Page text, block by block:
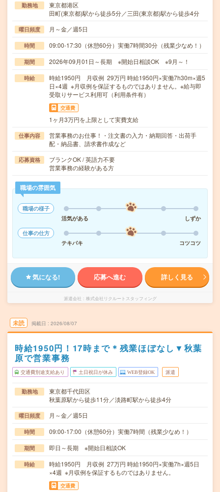
勤務地
東京都港区
田町(東京都)駅から徒歩5分／三田(東京都)駅から徒歩4分
曜日頻度 月～金／週5日
時間 09:00-17:30（休憩60分）実働7時間30分（残業少なめ！）
期間 2026年09月01日～長期 ※開始日相談OK ※9月～！
時給
時給1950円 月収例 29万円 時給1950円×実働7h30m×週5
日×4週 ※月収例を保証するものではありません。※給与即
受取りサービス利用可（利用条件有）
交通費
1ヶ月3万円を上限として実費支給
仕事内容
営業事務のお仕事！・注文書の入力・納期回答・出荷手
配・納品書、請求書作成など
応募資格
ブランクOK / 英語力不要
営業事務の経験がある方
職場の雰囲気
職場の様子
活気がある
しずか
仕事の仕方
テキパキ
コツコツ
気になる! 応募へ進む 詳しく見る
派遣会社 株式会社リクルートスタッフィング
未読 掲載日 2026/08/07
時給1950円！17時まで＊残業ほぼなし▼秋葉
原で営業事務
交通費別途支給あり 土日祝日が休み WEB登録OK 派遣
勤務地
東京都千代田区
秋葉原駅から徒歩11分／淡路町駅から徒歩4分
曜日頻度 月～金／週5日
時間 09:00-17:00（休憩60分）実働7時間（残業少なめ！）
期間 即日～長期 ※開始日相談OK
時給
時給1950円 月収例 27万円 時給1950円×実働7h×週5日
×4週 ※月収例を保証するものではありません。
交通費